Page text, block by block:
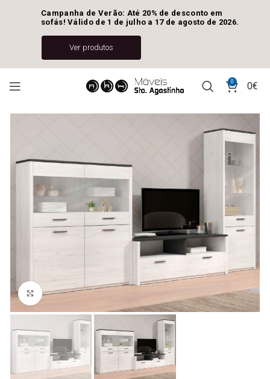
0 0€
Ver Imagem
Campanha de Verão: Até 20% de desconto em
sofás! Válido de 1 de julho a 17 de agosto de 2026.
Ver produtos